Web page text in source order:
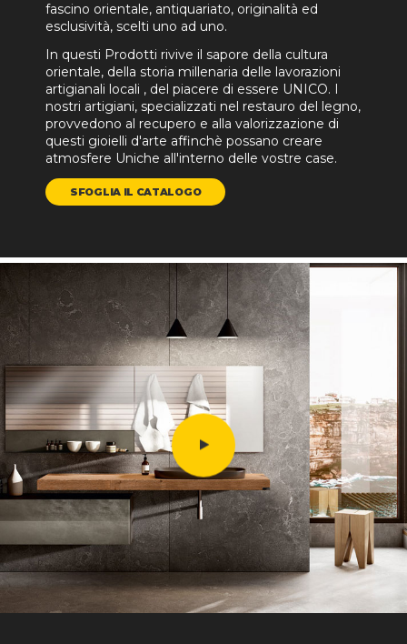
fascino orientale, antiquariato, originalità ed
esclusività, scelti uno ad uno.
In questi Prodotti rivive il sapore della cultura
orientale, della storia millenaria delle lavorazioni
artigianali locali , del piacere di essere UNICO. I
nostri artigiani, specializzati nel restauro del legno,
provvedono al recupero e alla valorizzazione di
questi gioielli d'arte affinchè possano creare
atmosfere Uniche all'interno delle vostre case.
SFOGLIA IL CATALOGO